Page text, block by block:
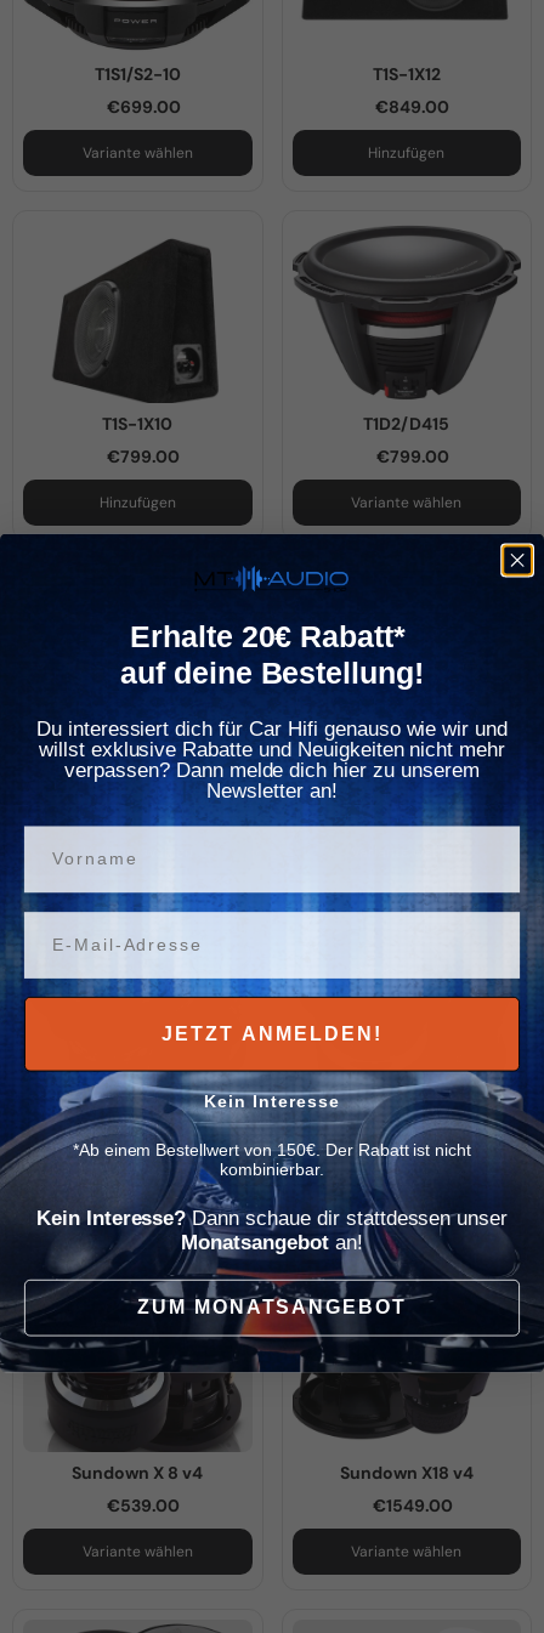
T1S1/S2-10
€699.00
Variante wählen
T1S-1X12
€849.00
Hinzufügen
T1S-1X10
€799.00
Hinzufügen
T1D2/D415
€799.00
Variante wählen
T1D2/D412
€599.00
Variante wählen
T1D2/D410
€549.00
Sundown ZV6 15
€1649.00
Variante wählen
Sundown ZV6 10
€1469.00 €1250.00
Variante wählen
Sundown X 8 v4
€539.00
Variante wählen
Sundown X18 v4
€1549.00
Variante wählen
Erhalte 20€ Rabatt*
auf deine Bestellung!
Du interessiert dich für Car Hifi genauso wie wir und
willst exklusive Rabatte und Neuigkeiten nicht mehr
verpassen? Dann melde dich hier zu unserem
Newsletter an!
JETZT ANMELDEN!
Kein Interesse
*Ab einem Bestellwert von 150€. Der Rabatt ist nicht
kombinierbar.
Kein Interesse?Dann schaue dir stattdessen unser
Monatsangebotan!
ZUM MONATSANGEBOT